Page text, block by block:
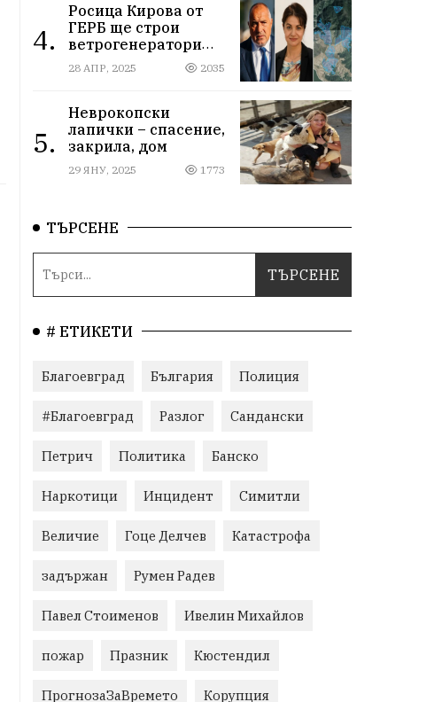
4.
Росица Кирова от
ГЕРБ ще строи
ветрогенератори
върху пасища в
Осоговската планина
28 АПР, 2025 2035
5.
Неврокопски
лапички – спасение,
закрила, дом
29 ЯНУ, 2025 1773
ТЪРСЕНЕ
# ЕТИКЕТИ
Благоевград България Полиция
#Благоевград Разлог Сандански
Петрич Политика Банско
Наркотици Инцидент Симитли
Величие Гоце Делчев Катастрофа
задържан Румен Радев
Павел Стоименов Ивелин Михайлов
пожар Празник Кюстендил
ПрогнозаЗаВремето Корупция